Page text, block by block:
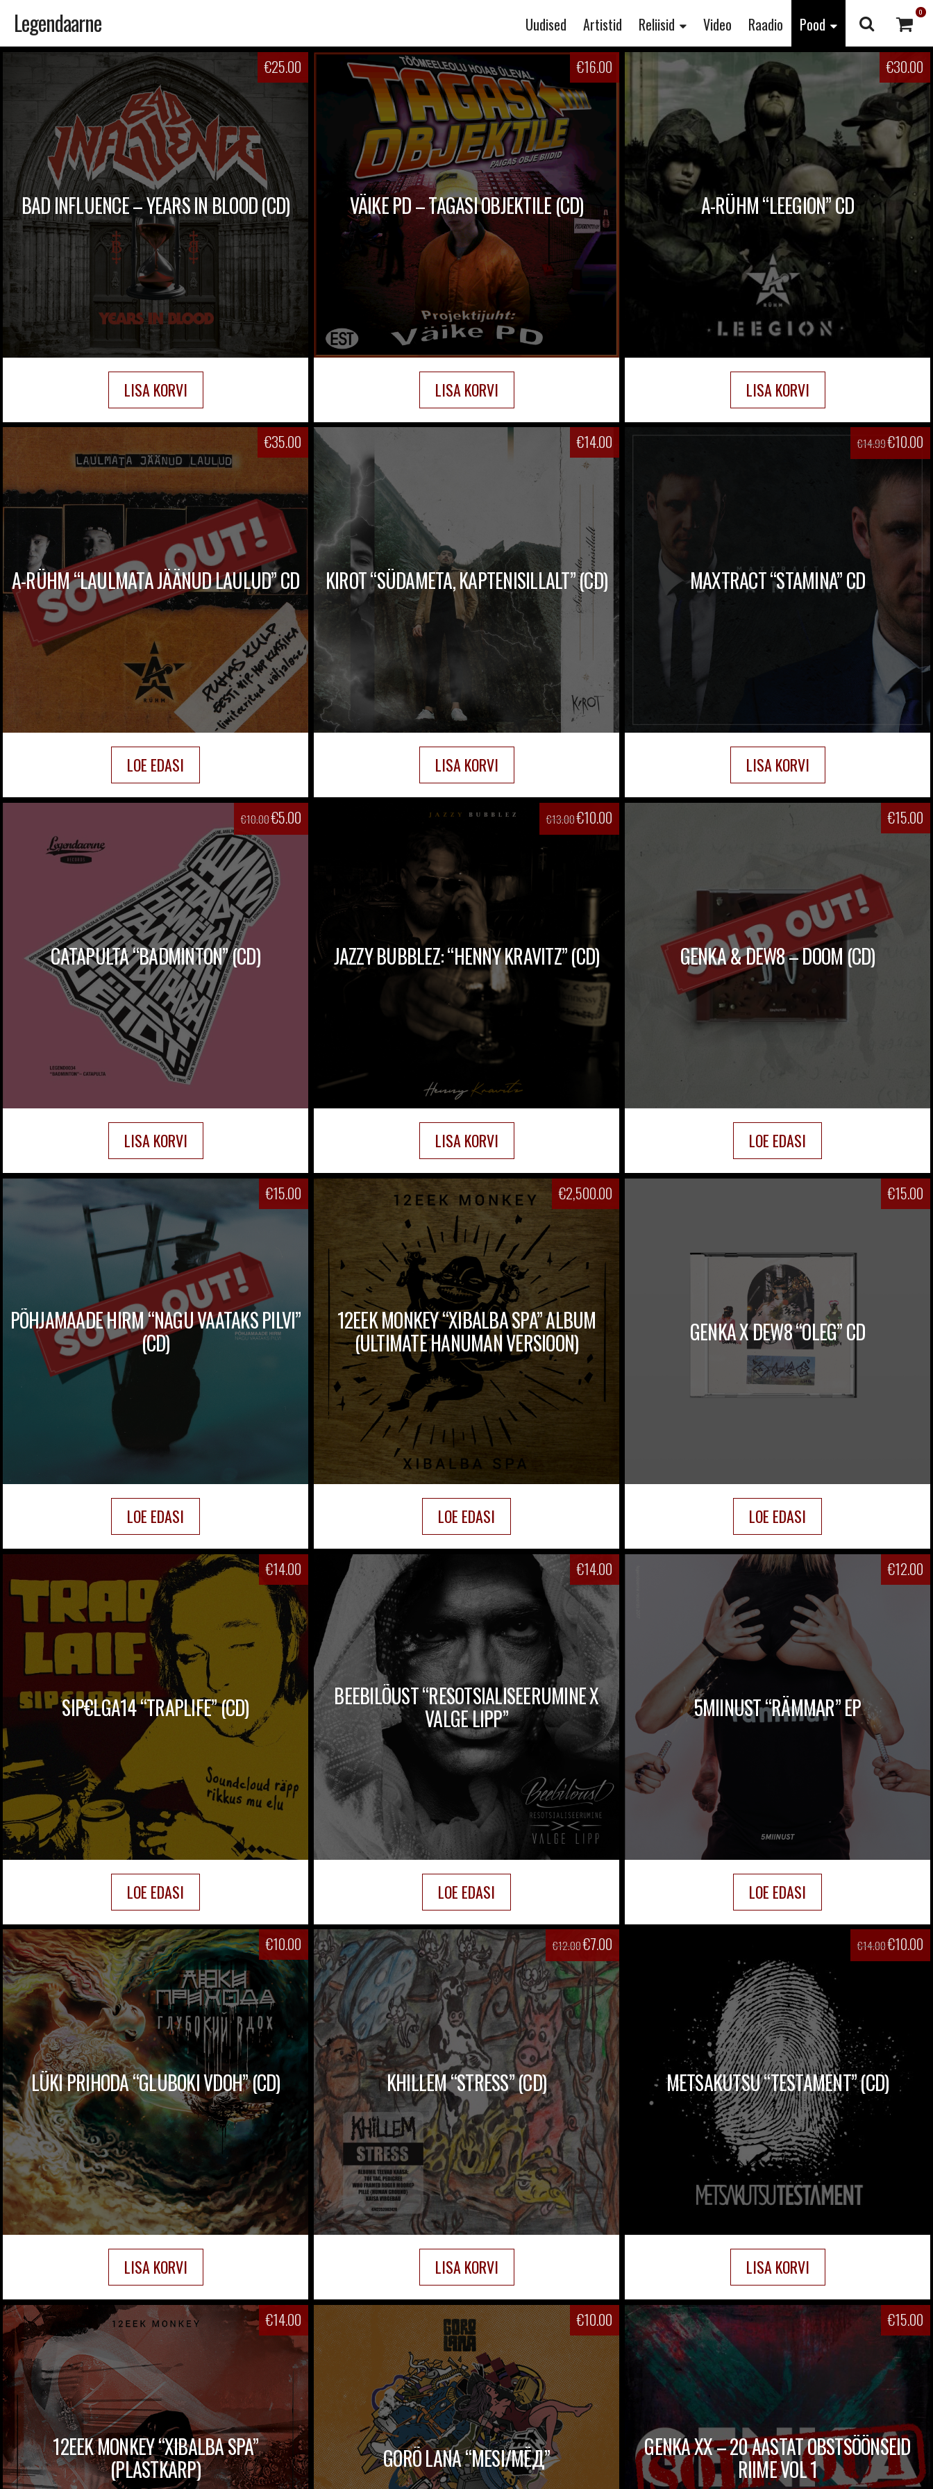
Skip
content
Uudised Artistid Reliisid Video Raadio Pood
0
Legendaarne
€25.00
BAD INFLUENCE – YEARS IN BLOOD (CD)
LISA KORVI
€16.00
VÄIKE PD – TAGASI OBJEKTILE (CD)
LISA KORVI
€30.00
A-RÜHM “LEEGION” CD
LISA KORVI
€35.00
A-RÜHM “LAULMATA JÄÄNUD LAULUD” CD
LOE EDASI
€14.00
KIROT “SÜDAMETA, KAPTENISILLALT” (CD)
LISA KORVI
€14.99€10.00
MAXTRACT “STAMINA” CD
LISA KORVI
€10.00€5.00
CATAPULTA “BADMINTON” (CD)
LISA KORVI
€13.00€10.00
JAZZY BUBBLEZ: “HENNY KRAVITZ” (CD)
LISA KORVI
€15.00
GENKA & DEW8 – DOOM (CD)
LOE EDASI
€15.00
PÕHJAMAADE HIRM “NAGU VAATAKS PILVI”
(CD)
LOE EDASI
€2,500.00
12EEK MONKEY “XIBALBA SPA” ALBUM
(ULTIMATE HANUMAN VERSIOON)
LOE EDASI
€15.00
GENKA X DEW8 “OLEG” CD
LOE EDASI
€14.00
SIP€LGA14 “TRAPLIFE” (CD)
LOE EDASI
€14.00
BEEBILÕUST “RESOTSIALISEERUMINE X
VALGE LIPP”
LOE EDASI
€12.00
5MIINUST “RÄMMAR” EP
LOE EDASI
€10.00
LÜKI PRIHODA “GLUBOKI VDOH” (CD)
LISA KORVI
€12.00€7.00
KHILLEM “STRESS” (CD)
LISA KORVI
€14.00€10.00
METSAKUTSU “TESTAMENT” (CD)
LISA KORVI
€14.00
12EEK MONKEY “XIBALBA SPA”
(PLASTKARP)
€10.00
GORÕ LANA “MESI/МЁД”
€15.00
GENKA XX – 20 AASTAT OBSTSÖÖNSEID
RIIME VOL 1